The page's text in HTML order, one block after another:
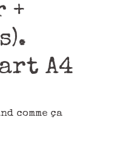
+
A4
comme ça